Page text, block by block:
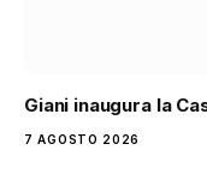
Giani inaugura la
7 AGOSTO 2026